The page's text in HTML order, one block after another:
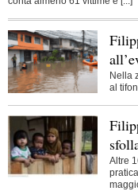
Nella
al
Altre